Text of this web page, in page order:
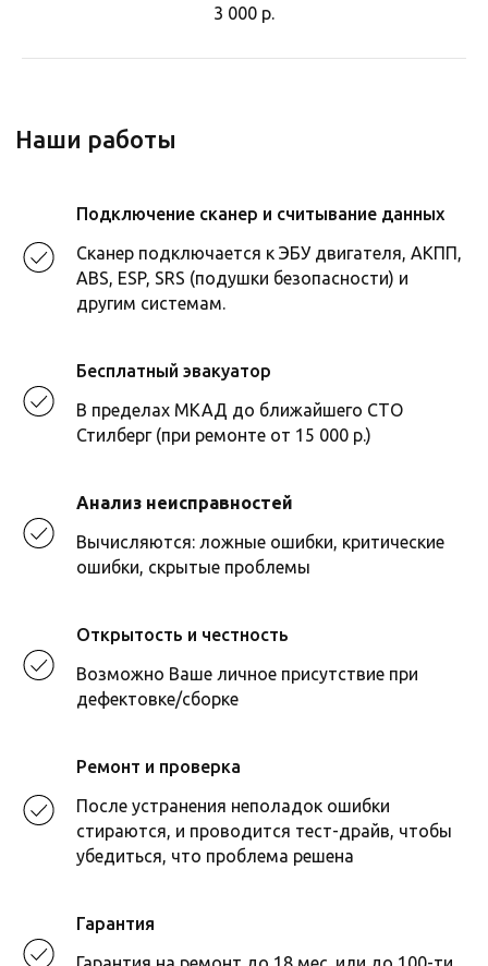
3 000 р.
Подключение сканер и считывание данных
Сканер подключается к ЭБУ двигателя, АКПП,
ABS, ESP, SRS (подушки безопасности) и
другим системам.
Бесплатный эвакуатор
В пределах МКАД до ближайшего СТО
Стилберг (при ремонте от 15 000 р.)
Анализ неисправностей
Вычисляются: ложные ошибки, критические
ошибки, скрытые проблемы
Открытость и честность
Возможно Ваше личное присутствие при
дефектовке/сборке
Ремонт и проверка
После устранения неполадок ошибки
стираются, и проводится тест-драйв, чтобы
убедиться, что проблема решена
Гарантия
на ремонтные работы
и запчасти
Точный период гарантии на запчасти может
Записаться
ОСТАВЬТЕ ЗАЯВКУ
Ответим на вопросы по срокам
и стоимости, запишем на удобное
для вас время
+7